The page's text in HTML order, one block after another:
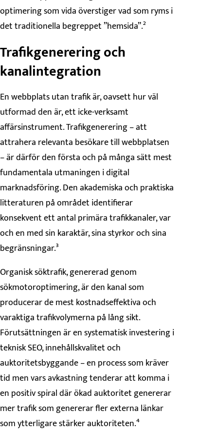
optimering som vida överstiger vad som ryms i
det traditionella begreppet ”hemsida”.²
Trafikgenerering och
kanalintegration
En webbplats utan trafik är, oavsett hur väl
utformad den är, ett icke-verksamt
affärsinstrument. Trafikgenerering – att
attrahera relevanta besökare till webbplatsen
– är därför den första och på många sätt mest
fundamentala utmaningen i digital
marknadsföring. Den akademiska och praktiska
litteraturen på området identifierar
konsekvent ett antal primära trafikkanaler, var
och en med sin karaktär, sina styrkor och sina
begränsningar.³
Organisk söktrafik, genererad genom
sökmotoroptimering, är den kanal som
producerar de mest kostnadseffektiva och
varaktiga trafikvolymerna på lång sikt.
Förutsättningen är en systematisk investering i
teknisk SEO, innehållskvalitet och
auktoritetsbyggande – en process som kräver
tid men vars avkastning tenderar att komma i
en positiv spiral där ökad auktoritet genererar
mer trafik som genererar fler externa länkar
som ytterligare stärker auktoriteten.⁴